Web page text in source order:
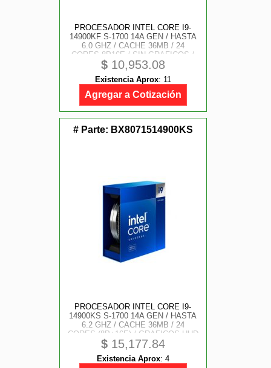
PROCESADOR INTEL CORE I9-
14900KF S-1700 14A GEN / HASTA
6.0 GHZ / CACHE 36MB / 24
CORES 8P16E / SIN GRAFICOS /
SIN DISIPADOR / GAMER ALTO
IPA
$ 10,953.08
Existencia Aprox: 11
Agregar a Cotización
# Parte: BX8071514900KS
PROCESADOR INTEL CORE I9-
14900KS S-1700 14A GEN / HASTA
6.2 GHZ / CACHE 36MB / 24
CORES (8P+16E) / GRAFICOS UHD
770 / VPRO / SIN DISIPADOR /
GAMER ALTO IPA
$ 15,177.84
Existencia Aprox: 4